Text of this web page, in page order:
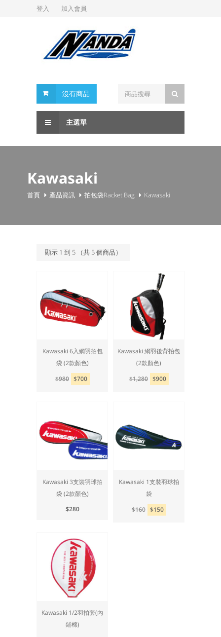
登入 加入會員
沒有商品
主選單
Kawasaki
首頁 產品資訊 拍包袋Racket Bag Kawasaki
顯示 1 到 5 （共 5個商品）
Kawasaki 6入網羽拍包
袋 (2款顏色)
$980 $700
Kawasaki 網羽後背拍包
(2款顏色)
$1,280 $900
Kawasaki 3支裝羽球拍
袋 (2款顏色)
$280
Kawasaki 1支裝羽球拍
袋
$160 $150
Kawasaki 1/2羽拍套(內
鋪棉)